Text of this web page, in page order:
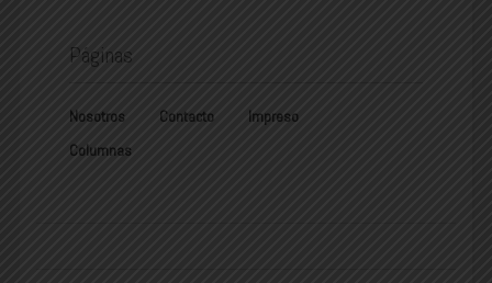
Páginas
Nosotros Contacto
Impreso
Columnas